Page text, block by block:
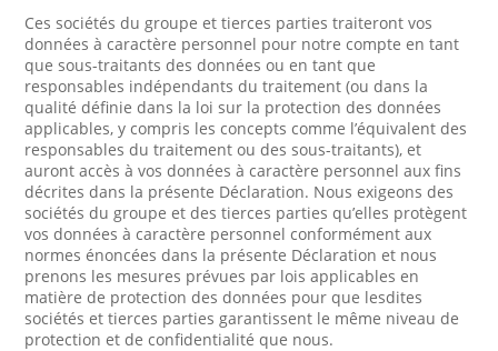
Ces sociétés du groupe et tierces parties traiteront vos
données à caractère personnel pour notre compte en tant
que sous-traitants des données ou en tant que
responsables indépendants du traitement (ou dans la
qualité définie dans la loi sur la protection des données
applicables, y compris les concepts comme l’équivalent des
responsables du traitement ou des sous-traitants), et
auront accès à vos données à caractère personnel aux fins
décrites dans la présente Déclaration. Nous exigeons des
sociétés du groupe et des tierces parties qu’elles protègent
vos données à caractère personnel conformément aux
normes énoncées dans la présente Déclaration et nous
prenons les mesures prévues par lois applicables en
matière de protection des données pour que lesdites
sociétés et tierces parties garantissent le même niveau de
protection et de confidentialité que nous.